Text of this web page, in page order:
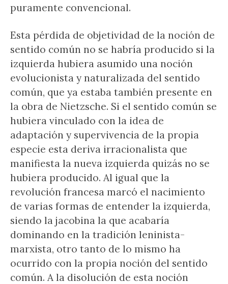
puramente convencional.
Esta pérdida de objetividad de la noción de
sentido común no se habría producido si la
izquierda hubiera asumido una noción
evolucionista y naturalizada del sentido
común, que ya estaba también presente en
la obra de Nietzsche. Si el sentido común se
hubiera vinculado con la idea de
adaptación y supervivencia de la propia
especie esta deriva irracionalista que
manifiesta la nueva izquierda quizás no se
hubiera producido. Al igual que la
revolución francesa marcó el nacimiento
de varias formas de entender la izquierda,
siendo la jacobina la que acabaría
dominando en la tradición leninista-
marxista, otro tanto de lo mismo ha
ocurrido con la propia noción del sentido
común. A la disolución de esta noción